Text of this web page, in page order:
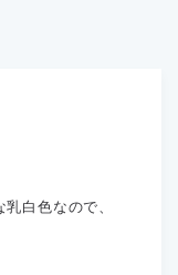
白色なので、